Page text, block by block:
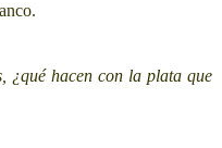
¿qué hacen con la plata que